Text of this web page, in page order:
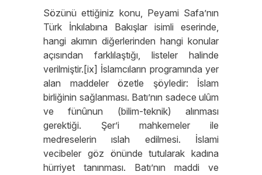
Sözünü ettiğiniz konu, Peyami Safa’nın
Türk İnkılabına Bakışlar isimli eserinde,
hangi akımın diğerlerinden hangi konular
açısından farklılaştığı, listeler halinde
verilmiştir.[ix] İslamcıların programında yer
alan maddeler özetle şöyledir: İslam
birliğinin sağlanması. Batı’nın sadece ulûm
ve fünûnun (bilim-teknik) alınması
gerektiği. Şer’i mahkemeler ile
medreselerin ıslah edilmesi. İslami
vecibeler göz önünde tutularak kadına
hürriyet tanınması. Batı’nın maddi ve